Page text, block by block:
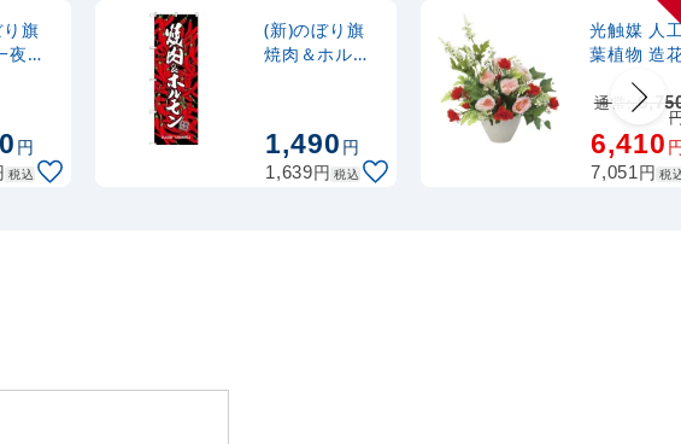
マルチのぼりスタンド
円 税抜
円 税込
旗
夜干
円
税込
(新)のぼり旗
焼肉＆ホルモ
1,490円
1,639円 税込
光触媒 人
葉植物 造
サミロー
さ40cm)
(2450A75)
通常:
6,410
7,051円 税